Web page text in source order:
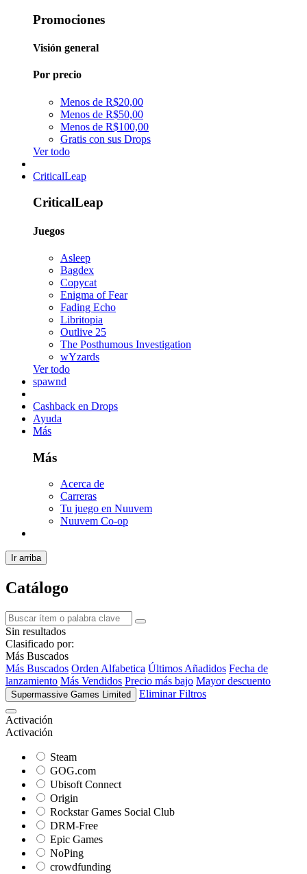
Promociones
Visión general
Por precio
Menos de R$20,00
Menos de R$50,00
Menos de R$100,00
Gratis con sus Drops
Ver todo
CriticalLeap
CriticalLeap
Juegos
Asleep
Bagdex
Copycat
Enigma of Fear
Fading Echo
Libritopia
Outlive 25
The Posthumous Investigation
wYzards
Ver todo
spawnd
Cashback en Drops
Ayuda
Más
Más
Acerca de
Carreras
Tu juego en Nuuvem
Nuuvem Co-op
Ir arriba
Catálogo
Sin resultados
Clasificado por:
Más Buscados
Más Buscados Orden Alfabetica Últimos Añadidos Fecha de
lanzamiento Más Vendidos Precio más bajo Mayor descuento
Supermassive Games Limited Eliminar Filtros
Activación
Activación
Steam
GOG.com
Ubisoft Connect
Origin
Rockstar Games Social Club
DRM-Free
Epic Games
NoPing
crowdfunding